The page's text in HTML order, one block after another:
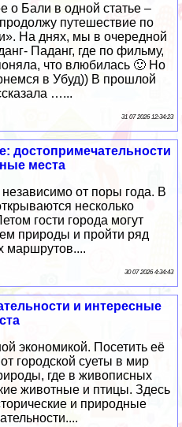
о Бали в одной статье –
путешествие по
На днях, мы в очередной
Паданг, где по фильму,
что влюбилась 🙂 Но
в Убуд)) В прошлой
…...
31 07 2026 12:34:23
достопримечательности
места
от поры года. В
несколько
гости города могут
природы и пройти ряд
маршрутов....
30 07 2026 4:34:43
и интересные
экономикой. Посетить её
городской суеты в мир
где в живописных
животные и птицы. Здесь
и природные